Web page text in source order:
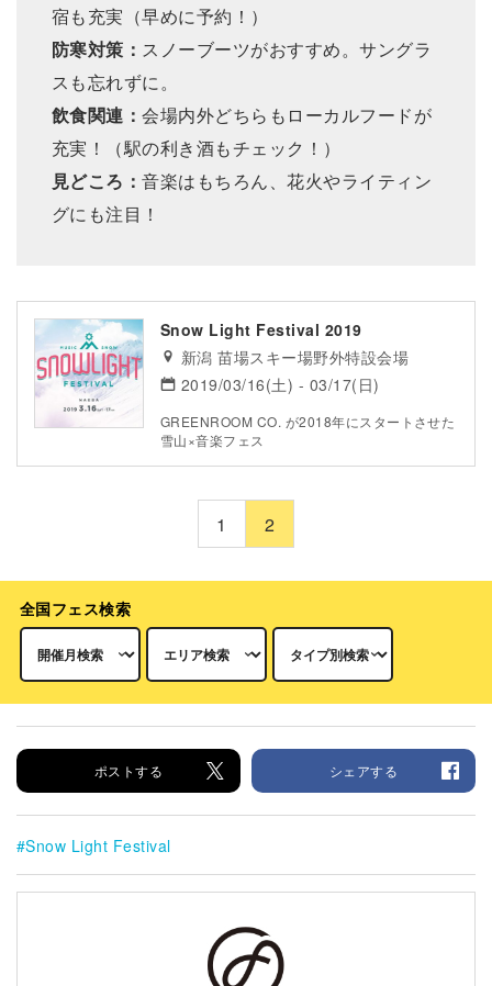
宿も充実（早めに予約！）
防寒対策： スノーブーツがおすすめ。サングラ
スも忘れずに。
飲食関連：会場内外どちらもローカルフードが
充実！（駅の利き酒もチェック！）
見どころ：音楽はもちろん、花火やライティン
グにも注目！
Snow Light Festival 2019
新潟 苗場スキー場野外特設会場
2019/03/16(土) - 03/17(日)
GREENROOM CO. が2018年にスタートさせた
雪山×音楽フェス
1 2
全国フェス検索
ポストする シェアする
Snow Light Festival